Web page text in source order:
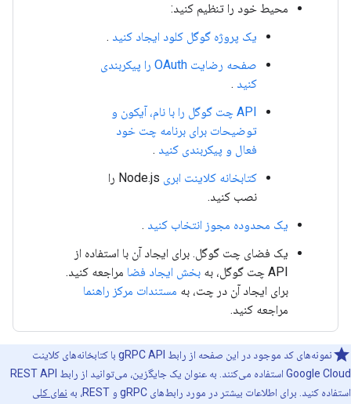
محیط خود را تنظیم کنید:
یک پروژه گوگل کلود ایجاد کنید .
صفحه رضایت OAuth را پیکربندی
کنید .
API چت گوگل را با نام، آیکون و
توضیحات برای برنامه چت خود
فعال و پیکربندی کنید .
کتابخانه کلاینت ابری
Node.js را
نصب کنید.
یک محدوده مجوز انتخاب کنید .
یک فضای چت گوگل. برای ایجاد آن با استفاده از
API چت گوگل، به
بخش ایجاد فضا مراجعه کنید.
برای ایجاد آن در چت، به مستندات مرکز راهنما
مراجعه کنید.
نمونه‌های کد موجود در این صفحه از رابط gRPC API با کتابخانه‌های کلاینت
Google Cloud استفاده می‌کنند. به عنوان یک جایگزین، می‌توانید از رابط REST API
استفاده کنید. برای اطلاعات بیشتر در مورد رابط‌های gRPC و REST، به
نمای کلی